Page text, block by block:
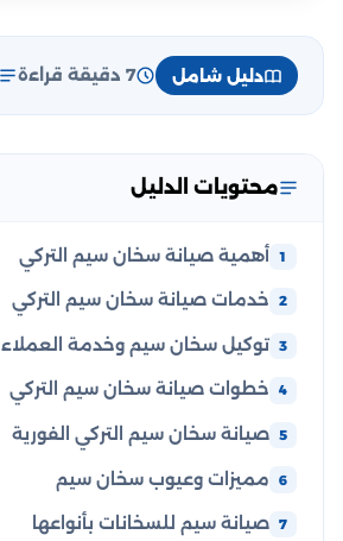
دليل شامل 7 دقيقة قراءة
محتويات الدليل
أهمية صيانة سخان سيم التركي
خدمات صيانة سخان سيم التركي
توكيل سخان سيم وخدمة العملاء
خطوات صيانة سخان سيم التركي
صيانة سخان سيم التركي الفورية
مميزات وعيوب سخان سيم
صيانة سيم للسخانات بأنواعها